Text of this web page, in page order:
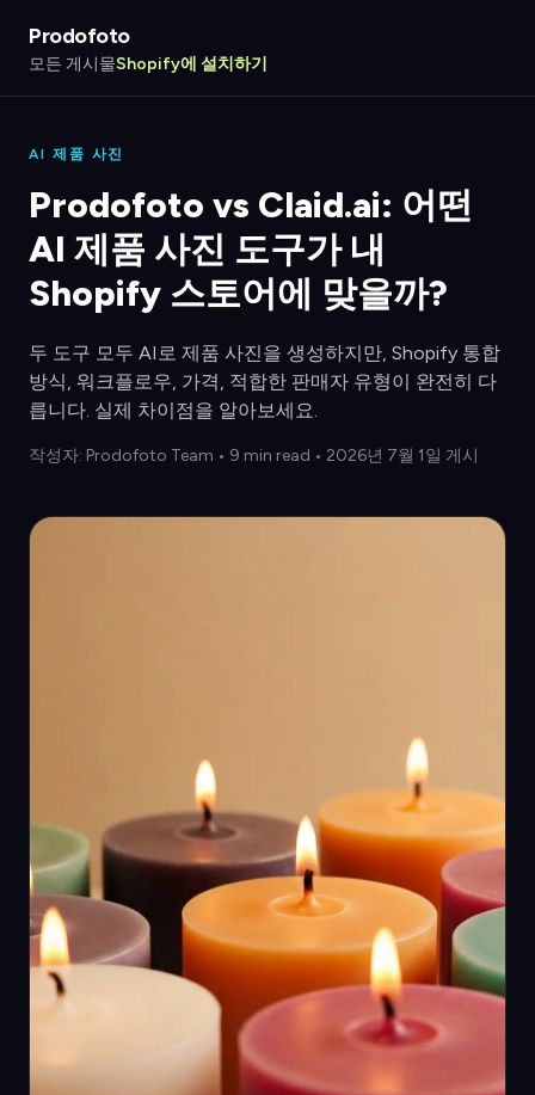
Prodofoto
모든 게시물Shopify에 설치하기
AI 제품 사진
Prodofoto vs Claid.ai: 어떤
AI 제품 사진 도구가 내
Shopify 스토어에 맞을까?
두 도구 모두 AI로 제품 사진을 생성하지만, Shopify 통합
방식, 워크플로우, 가격, 적합한 판매자 유형이 완전히 다
릅니다. 실제 차이점을 알아보세요.
작성자: Prodofoto Team • 9 min read • 2026년 7월 1일 게시